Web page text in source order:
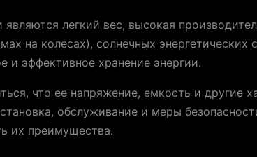
легкий вес, высокая
на колесах), солнечных энергетических
и эффективное хранение энергии.
что ее напряжение, емкость и другие
обслуживание и меры
их преимущества.